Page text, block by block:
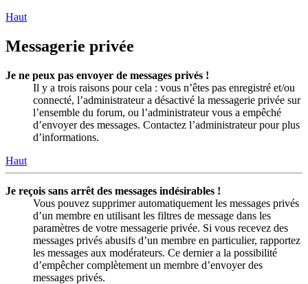
Haut
Messagerie privée
Je ne peux pas envoyer de messages privés !
Il y a trois raisons pour cela : vous n’êtes pas enregistré et/ou
connecté, l’administrateur a désactivé la messagerie privée sur
l’ensemble du forum, ou l’administrateur vous a empêché
d’envoyer des messages. Contactez l’administrateur pour plus
d’informations.
Haut
Je reçois sans arrêt des messages indésirables !
Vous pouvez supprimer automatiquement les messages privés
d’un membre en utilisant les filtres de message dans les
paramètres de votre messagerie privée. Si vous recevez des
messages privés abusifs d’un membre en particulier, rapportez
les messages aux modérateurs. Ce dernier a la possibilité
d’empêcher complètement un membre d’envoyer des
messages privés.